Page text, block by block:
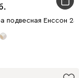
подвесная Енссон